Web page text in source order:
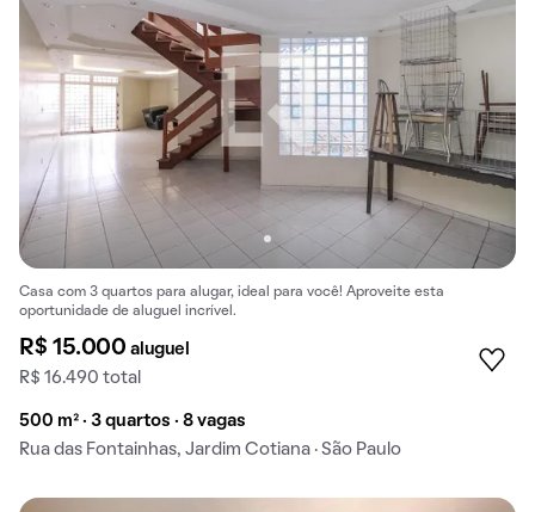
Casa com 3 quartos para alugar, ideal para você! Aproveite esta
oportunidade de aluguel incrível.
R$ 15.000aluguel
R$ 16.490 total
500 m² · 3 quartos · 8 vagas
Rua das Fontainhas, Jardim Cotiana · São Paulo